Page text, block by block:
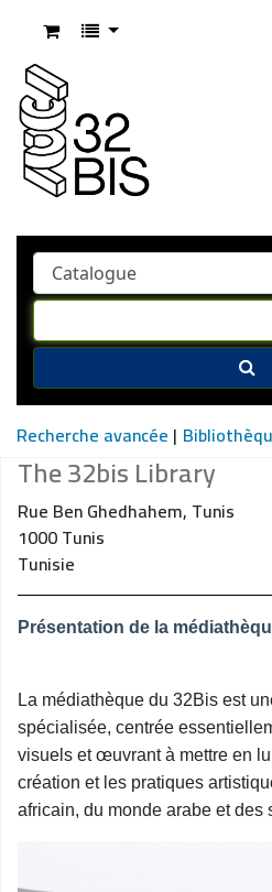
Recherche avancée
The 32bis Library
Rue Ben Ghedhahem, Tunis
1000Tunis
Tunisie
Présentation de la
La médiathèque du 32Bis est
spécialisée, centrée
visuels et œuvrant à mettre en
création et les pratiques
africain, du monde arabe et des